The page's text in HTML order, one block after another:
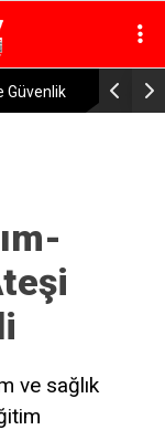
Bakan
ve sağlık